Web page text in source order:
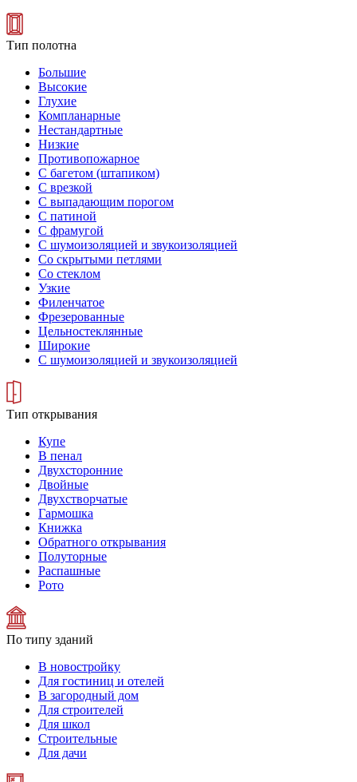
Тип полотна
Большие
Высокие
Глухие
Компланарные
Нестандартные
Низкие
Противопожарное
С багетом (штапиком)
С врезкой
С выпадающим порогом
С патиной
С фрамугой
С шумоизоляцией и звукоизоляцией
Со скрытыми петлями
Со стеклом
Узкие
Филенчатое
Фрезерованные
Цельностеклянные
Широкие
С шумоизоляцией и звукоизоляцией
Тип открывания
Купе
В пенал
Двухсторонние
Двойные
Двухстворчатые
Гармошка
Книжка
Обратного открывания
Полуторные
Распашные
Рото
По типу зданий
В новостройку
Для гостиниц и отелей
В загородный дом
Для строителей
Для школ
Строительные
Для дачи